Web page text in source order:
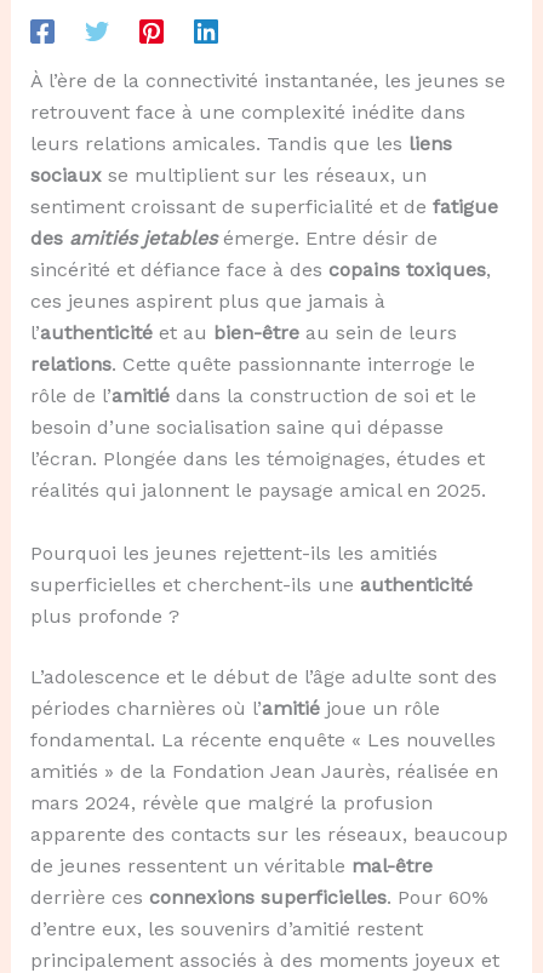
À l’ère de la connectivité instantanée, les jeunes se
retrouvent face à une complexité inédite dans
leurs relations amicales. Tandis que les liens
sociauxse multiplient sur les réseaux, un
sentiment croissant de superficialité et de fatigue
des amitiés jetablesémerge. Entre désir de
sincérité et défiance face à des copains toxiques,
ces jeunes aspirent plus que jamais à
l’authenticitéet au bien-êtreau sein de leurs
relations. Cette quête passionnante interroge le
rôle de l’amitiédans la construction de soi et le
besoin d’une socialisation saine qui dépasse
l’écran. Plongée dans les témoignages, études et
réalités qui jalonnent le paysage amical en 2025.
Pourquoi les jeunes rejettent-ils les amitiés
superficielles et cherchent-ils une authenticité
plus profonde ?
L’adolescence et le début de l’âge adulte sont des
périodes charnières où l’amitiéjoue un rôle
fondamental. La récente enquête « Les nouvelles
amitiés » de la Fondation Jean Jaurès, réalisée en
mars 2024, révèle que malgré la profusion
apparente des contacts sur les réseaux, beaucoup
de jeunes ressentent un véritable mal-être
derrière ces connexions superficielles. Pour 60%
d’entre eux, les souvenirs d’amitié restent
principalement associés à des moments joyeux et